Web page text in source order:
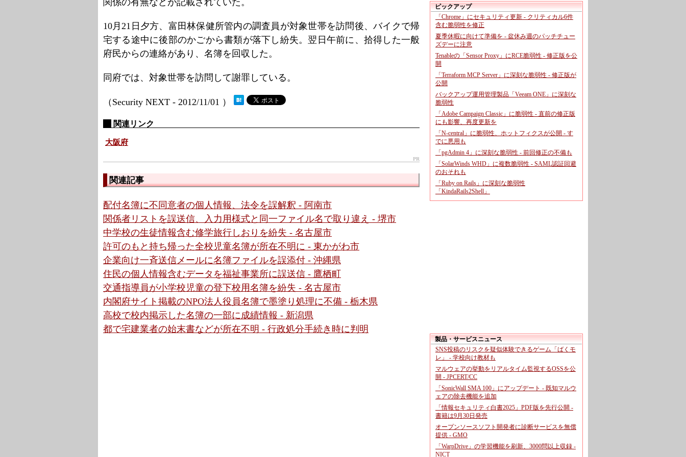
関係の有無などが記載されていた。
10月21日夕方、富田林保健所管内の調査員が対象世帯を訪問後、バイクで帰
宅する途中に後部のかごから書類が落下し紛失。翌日午前に、拾得した一般
府民からの連絡があり、名簿を回収した。
同府では、対象世帯を訪問して謝罪している。
（Security NEXT - 2012/11/01 ）
関連リンク
大阪府
PR
関連記事
配付名簿に不同意者の個人情報、法令を誤解釈 - 阿南市
関係者リストを誤送信、入力用様式と同一ファイル名で取り違え - 堺市
中学校の生徒情報含む修学旅行しおりを紛失 - 名古屋市
許可のもと持ち帰った全校児童名簿が所在不明に - 東かがわ市
企業向け一斉送信メールに名簿ファイルを誤添付 - 沖縄県
住民の個人情報含むデータを福祉事業所に誤送信 - 鷹栖町
交通指導員が小学校児童の登下校用名簿を紛失 - 名古屋市
内閣府サイト掲載のNPO法人役員名簿で墨塗り処理に不備 - 栃木県
高校で校内掲示した名簿の一部に成績情報 - 新潟県
都で宅建業者の始末書などが所在不明 - 行政処分手続き時に判明
ピックアップ
「Chrome」にセキュリティ更新 - クリティカル6件
含む脆弱性を修正
夏季休暇に向けて準備を - 盆休み週のパッチチュー
ズデーに注意
Tenableの「Sensor Proxy」にRCE脆弱性 - 修正版を公
開
「Terraform MCP Server」に深刻な脆弱性 - 修正版が
公開
バックアップ運用管理製品「Veeam ONE」に深刻な
脆弱性
「Adobe Campaign Classic」に脆弱性 - 直前の修正版
にも影響、再度更新を
「N-central」に脆弱性、ホットフィクスが公開 - す
でに悪用も
「pgAdmin 4」に深刻な脆弱性 - 前回修正の不備も
「SolarWinds WHD」に複数脆弱性 - SAML認証回避
のおそれも
「Ruby on Rails」に深刻な脆弱性
「KindaRails2Shell」
製品・サービスニュース
SNS投稿のリスクを疑似体験できるゲーム「ばくモ
レ」 - 学校向け教材も
マルウェアの挙動をリアルタイム監視するOSSを公
開 - JPCERT/CC
「SonicWall SMA 100」にアップデート - 既知マルウ
ェアの除去機能を追加
「情報セキュリティ白書2025」PDF版を先行公開 -
書籍は9月30日発売
オープンソースソフト開発者に診断サービスを無償
提供 - GMO
「WarpDrive」の学習機能を刷新、3000問以上収録 -
NICT